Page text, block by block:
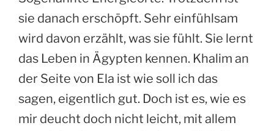
sie danach erschöpft. Sehr einfühlsam
wird davon erzählt, was sie fühlt. Sie lernt
das Leben in Ägypten kennen. Khalim an
der Seite von Ela ist wie soll ich das
sagen, eigentlich gut. Doch ist es, wie es
mir deucht doch nicht leicht, mit allem